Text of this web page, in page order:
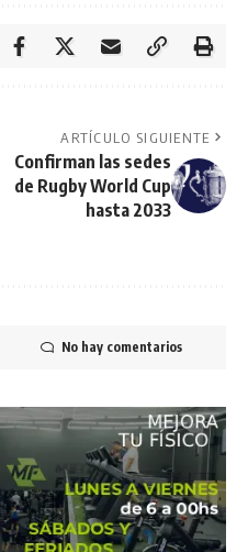
ARTÍCULO SIGUIENTE
Confirman las sedes
de Rugby World Cup
hasta 2033
No hay comentarios